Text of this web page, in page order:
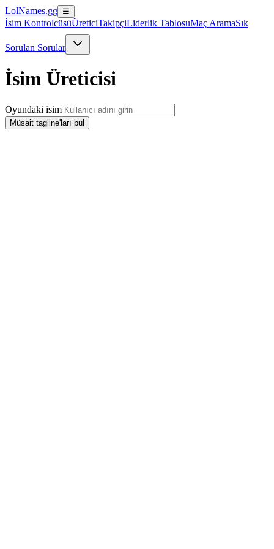
LolNames.gg ☰
İsim KontrolcüsüÜreticiTakipçiLiderlik TablosuMaç AramaSık
Sorulan Sorular
İsim Üreticisi
Oyundaki isim
Müsait tagline'ları bul